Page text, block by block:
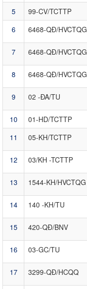
5 99-CV/TCTTP
6
6468-QĐ/HVCTQG
7 6468-QĐ/HVCTQG
8 6468-QĐ/HVCTQG
9 02 -ĐA/TU
10 01-HD/TCTTP
11
05-KH/TCTTP
12 03/KH -TCTTP
13 1544-KH/HVCTQG
14 140 -KH/TU
15 420-QĐ/BNV
16 03-GC/TU
17 3299-QĐ/HCQQ